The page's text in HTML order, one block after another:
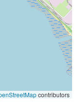
contributors